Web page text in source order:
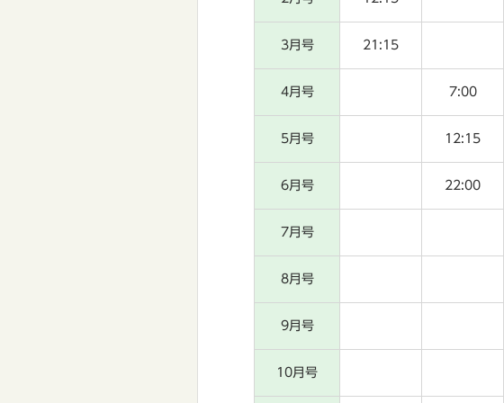
3月号 21:15
4月号 7:00
5月号 12:15
6月号 22:00
7月号
8月号
9月号
10月号